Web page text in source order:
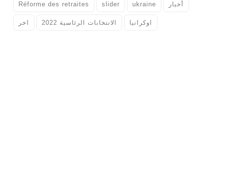
Réforme des retraites slider ukraine أخبار
اخر الانتخابات الرئاسية 2022 اوكرانيا